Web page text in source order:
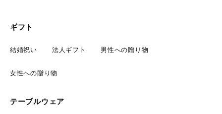
ギフト
結婚祝い 法人ギフト 男性への贈り物
女性への贈り物
テーブルウェア